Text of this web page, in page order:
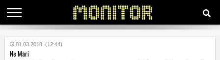
KATEGORIJE
01.03.2018. (12:44)
Ne Mari